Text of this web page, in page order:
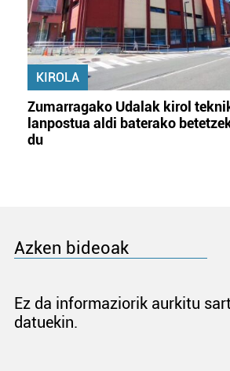
KIROLA
Zumarragako Udalak kirol
lanpostua aldi baterako
du
Azken bideoak
Ez da informaziorik aurkitu
datuekin.